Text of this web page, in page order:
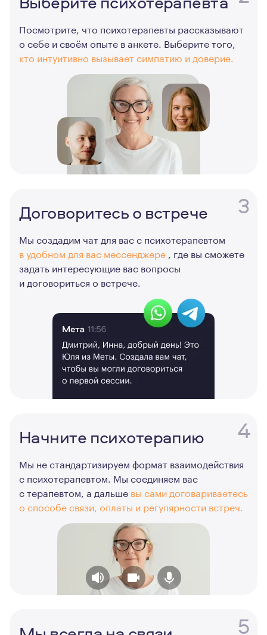
Посмотрите, что психотерапевты рассказывают
о себе и своём опыте в анкете. Выберите того,
кто интуитивно вызывает симпатию и доверие.
3
Договоритесь о встрече
Мы создадим чат для вас с психотерапевтом
в удобном для вас мессенджере , где вы сможете
задать интересующие вас вопросы
и договориться о встрече.
4
Начните психотерапию
Мы не стандартизируем формат взаимодействия
с психотерапевтом. Мы соединяем вас
с терапевтом, а дальше вы сами договариваетесь
о способе связи, оплаты и регулярности встреч.
5